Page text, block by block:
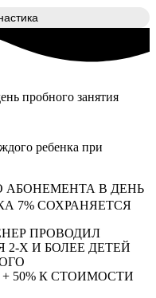
пробного занятия
ребенка при
В ДЕНЬ
7% СОХРАНЯЕТСЯ
ПРОВОДИЛ
Х И БОЛЕЕ ДЕТЕЙ
50% К СТОИМОСТИ